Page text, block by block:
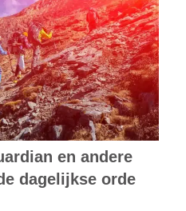
en andere
dagelijkse orde